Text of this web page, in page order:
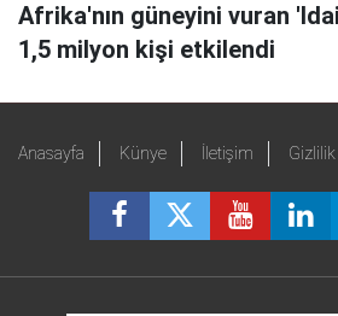
Afrika'nın güneyini vuran
1,5 milyon kişi etkilendi
Anasayfa Künye İletişim